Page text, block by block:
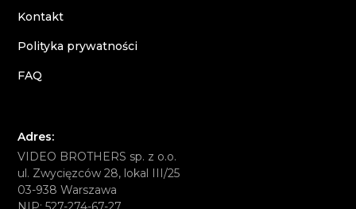
Kontakt
Polityka prywatności
FAQ
Adres:
VIDEO BROTHERS sp. z o.o.
ul. Zwycięzców 28, lokal III/25
03-938 Warszawa